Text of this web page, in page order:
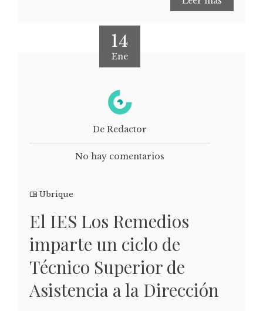
14
Ene
De Redactor
No hay comentarios
Ubrique
El IES Los Remedios
imparte un ciclo de
Técnico Superior de
Asistencia a la Dirección